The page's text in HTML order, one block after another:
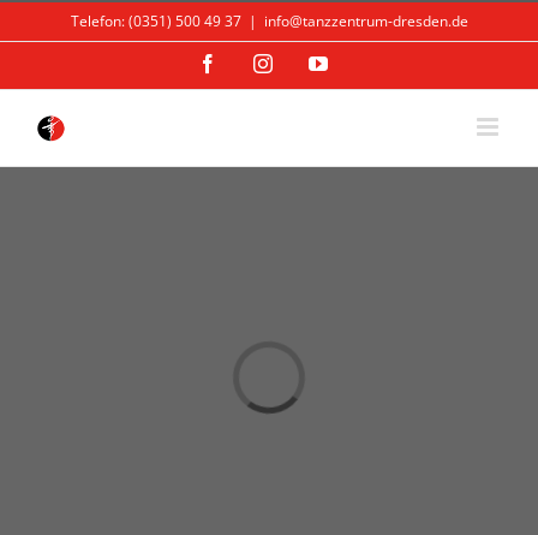
to
Telefon: (0351) 500 49 37 | info@tanzzentrum-dresden.de
FacebookInstagramYouTube